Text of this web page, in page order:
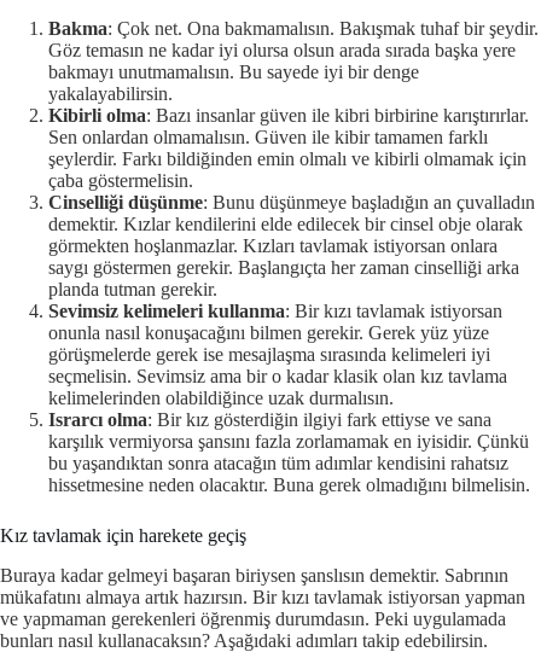
Bakma: Çok net. Ona bakmamalısın. Bakışmak tuhaf bir şeydir.
Göz temasın ne kadar iyi olursa olsun arada sırada başka yere
bakmayı unutmamalısın. Bu sayede iyi bir denge
yakalayabilirsin.
Kibirli olma: Bazı insanlar güven ile kibri birbirine karıştırırlar.
Sen onlardan olmamalısın. Güven ile kibir tamamen farklı
şeylerdir. Farkı bildiğinden emin olmalı ve kibirli olmamak için
çaba göstermelisin.
Cinselliği düşünme: Bunu düşünmeye başladığın an çuvalladın
demektir. Kızlar kendilerini elde edilecek bir cinsel obje olarak
görmekten hoşlanmazlar. Kızları tavlamak istiyorsan onlara
saygı göstermen gerekir. Başlangıçta her zaman cinselliği arka
planda tutman gerekir.
Sevimsiz kelimeleri kullanma: Bir kızı tavlamak istiyorsan
onunla nasıl konuşacağını bilmen gerekir. Gerek yüz yüze
görüşmelerde gerek ise mesajlaşma sırasında kelimeleri iyi
seçmelisin. Sevimsiz ama bir o kadar klasik olan kız tavlama
kelimelerinden olabildiğince uzak durmalısın.
Israrcı olma: Bir kız gösterdiğin ilgiyi fark ettiyse ve sana
karşılık vermiyorsa şansını fazla zorlamamak en iyisidir. Çünkü
bu yaşandıktan sonra atacağın tüm adımlar kendisini rahatsız
hissetmesine neden olacaktır. Buna gerek olmadığını bilmelisin.
Kız tavlamak için harekete geçiş
Buraya kadar gelmeyi başaran biriysen şanslısın demektir. Sabrının
mükafatını almaya artık hazırsın. Bir kızı tavlamak istiyorsan yapman
ve yapmaman gerekenleri öğrenmiş durumdasın. Peki uygulamada
bunları nasıl kullanacaksın? Aşağıdaki adımları takip edebilirsin.